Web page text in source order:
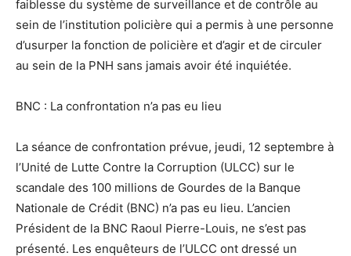
faiblesse du système de surveillance et de contrôle au
sein de l’institution policière qui a permis à une personne
d’usurper la fonction de policière et d’agir et de circuler
au sein de la PNH sans jamais avoir été inquiétée.
BNC : La confrontation n’a pas eu lieu
La séance de confrontation prévue, jeudi, 12 septembre à
l’Unité de Lutte Contre la Corruption (ULCC) sur le
scandale des 100 millions de Gourdes de la Banque
Nationale de Crédit (BNC) n’a pas eu lieu. L’ancien
Président de la BNC Raoul Pierre-Louis, ne s’est pas
présenté. Les enquêteurs de l’ULCC ont dressé un